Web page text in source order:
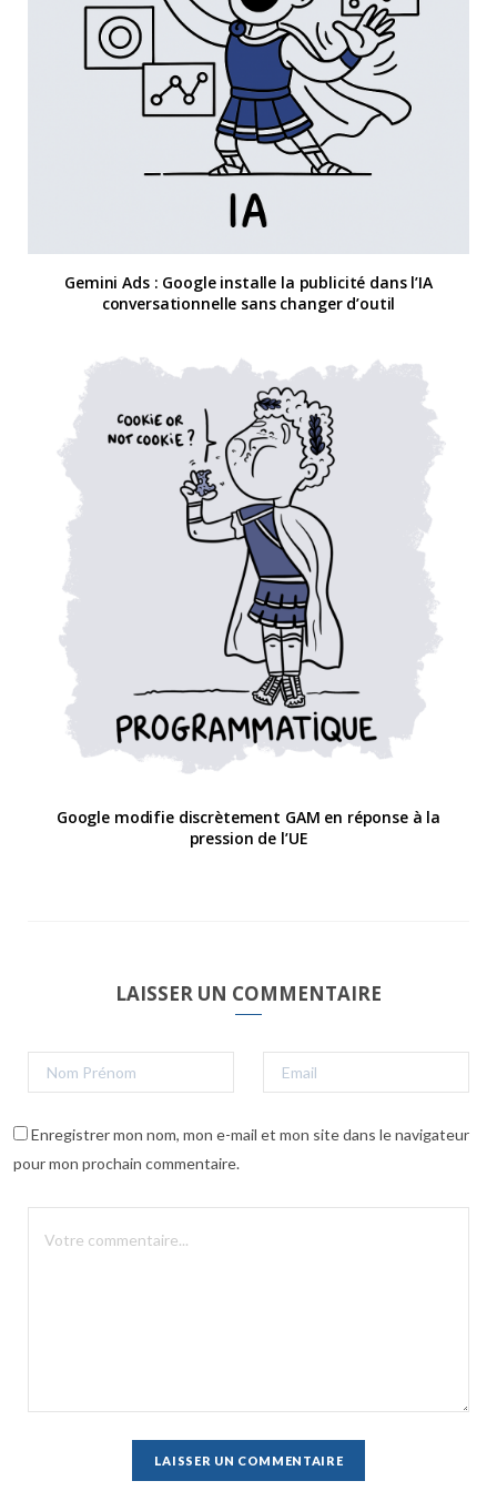
Gemini Ads : Google installe la publicité dans l’IA
conversationnelle sans changer d’outil
Google modifie discrètement GAM en réponse à la
pression de l’UE
LAISSER UN COMMENTAIRE
Enregistrer mon nom, mon e-mail et mon site dans le navigateur
pour mon prochain commentaire.